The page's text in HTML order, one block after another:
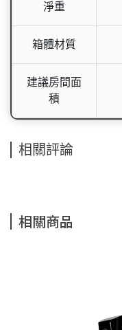
淨重
箱體材質
建議房間面
積
相關評論
相關商品